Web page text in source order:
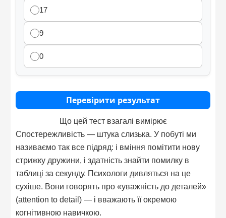
17
9
0
Перевірити результат
Що цей тест взагалі вимірює
Спостережливість — штука слизька. У побуті ми
називаємо так все підряд: і вміння помітити нову
стрижку дружини, і здатність знайти помилку в
таблиці за секунду. Психологи дивляться на це
сухіше. Вони говорять про «уважність до деталей»
(attention to detail) — і вважають її окремою
когнітивною навичкою.